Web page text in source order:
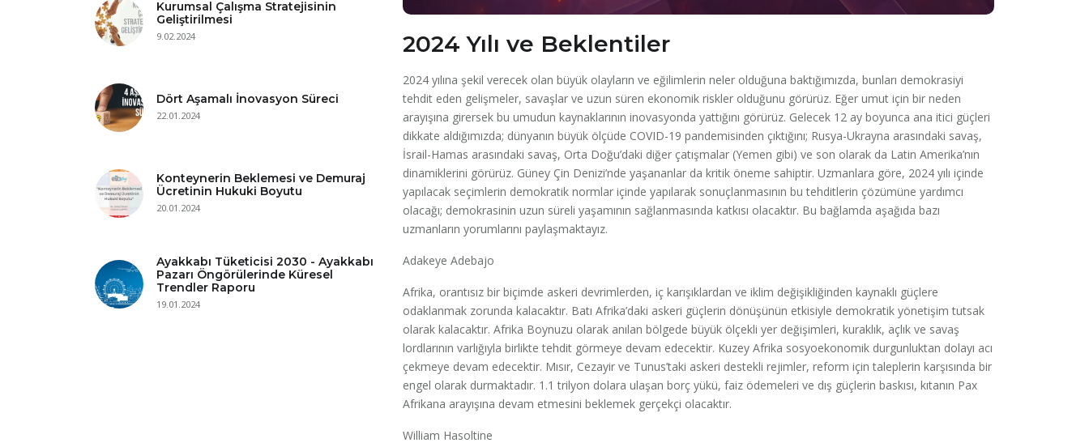
Kurumsal Çalışma Stratejisinin
Geliştirilmesi
9.02.2024
Dört Aşamalı İnovasyon Süreci
22.01.2024
Konteynerin Beklemesi ve Demuraj
Ücretinin Hukuki Boyutu
20.01.2024
Ayakkabı Tüketicisi 2030 - Ayakkabı
Pazarı Öngörülerinde Küresel
Trendler Raporu
19.01.2024
2024 Yılı ve Beklentiler
2024 yılına şekil verecek olan büyük olayların ve eğilimlerin neler olduğuna baktığımızda, bunları demokrasiyi
tehdit eden gelişmeler, savaşlar ve uzun süren ekonomik riskler olduğunu görürüz. Eğer umut için bir neden
arayışına girersek bu umudun kaynaklarının inovasyonda yattığını görürüz. Gelecek 12 ay boyunca ana itici güçleri
dikkate aldığımızda; dünyanın büyük ölçüde COVID-19 pandemisinden çıktığını; Rusya-Ukrayna arasındaki savaş,
İsrail-Hamas arasındaki savaş, Orta Doğu’daki diğer çatışmalar (Yemen gibi) ve son olarak da Latin Amerika’nın
dinamiklerini görürüz. Güney Çin Denizi’nde yaşananlar da kritik öneme sahiptir. Uzmanlara göre, 2024 yılı içinde
yapılacak seçimlerin demokratik normlar içinde yapılarak sonuçlanmasının bu tehditlerin çözümüne yardımcı
olacağı; demokrasinin uzun süreli yaşamının sağlanmasında katkısı olacaktır. Bu bağlamda aşağıda bazı
uzmanların yorumlarını paylaşmaktayız.
Adakeye Adebajo
Afrika, orantısız bir biçimde askeri devrimlerden, iç karışıklardan ve iklim değişikliğinden kaynaklı güçlere
odaklanmak zorunda kalacaktır. Batı Afrika’daki askeri güçlerin dönüşünün etkisiyle demokratik yönetişim tutsak
olarak kalacaktır. Afrika Boynuzu olarak anılan bölgede büyük ölçekli yer değişimleri, kuraklık, açlık ve savaş
lordlarının varlığıyla birlikte tehdit görmeye devam edecektir. Kuzey Afrika sosyoekonomik durgunluktan dolayı acı
çekmeye devam edecektir. Mısır, Cezayir ve Tunus’taki askeri destekli rejimler, reform için taleplerin karşısında bir
engel olarak durmaktadır. 1.1 trilyon dolara ulaşan borç yükü, faiz ödemeleri ve dış güçlerin baskısı, kıtanın Pax
Afrikana arayışına devam etmesini beklemek gerçekçi olacaktır.
William Hasoltine